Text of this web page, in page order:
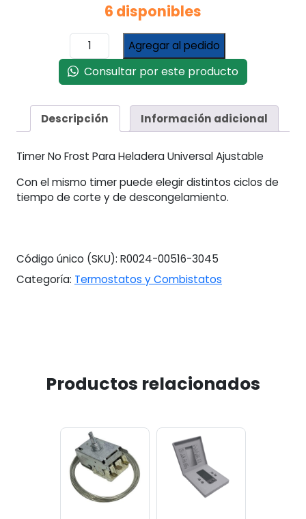
6 disponibles
Timer
Universal
Heladera
No
Ajustable
cantidad
Agregar al pedido
Consultar por este producto
Descripción Información adicional
Timer No Frost Para Heladera Universal Ajustable
Con el mismo timer puede elegir distintos ciclos de
tiempo de corte y de descongelamiento.
Código único (SKU): R0024-00516-3045
Categoría: Termostatos y Combistatos
Productos relacionados